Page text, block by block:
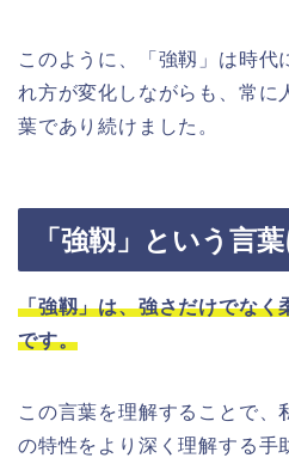
このように、「強靱」は時代
れ方が変化しながらも、常に
葉であり続けました。
「強靱」という言
「強靱」は、強さだけでなく
です。
この言葉を理解することで、
の特性をより深く理解する手